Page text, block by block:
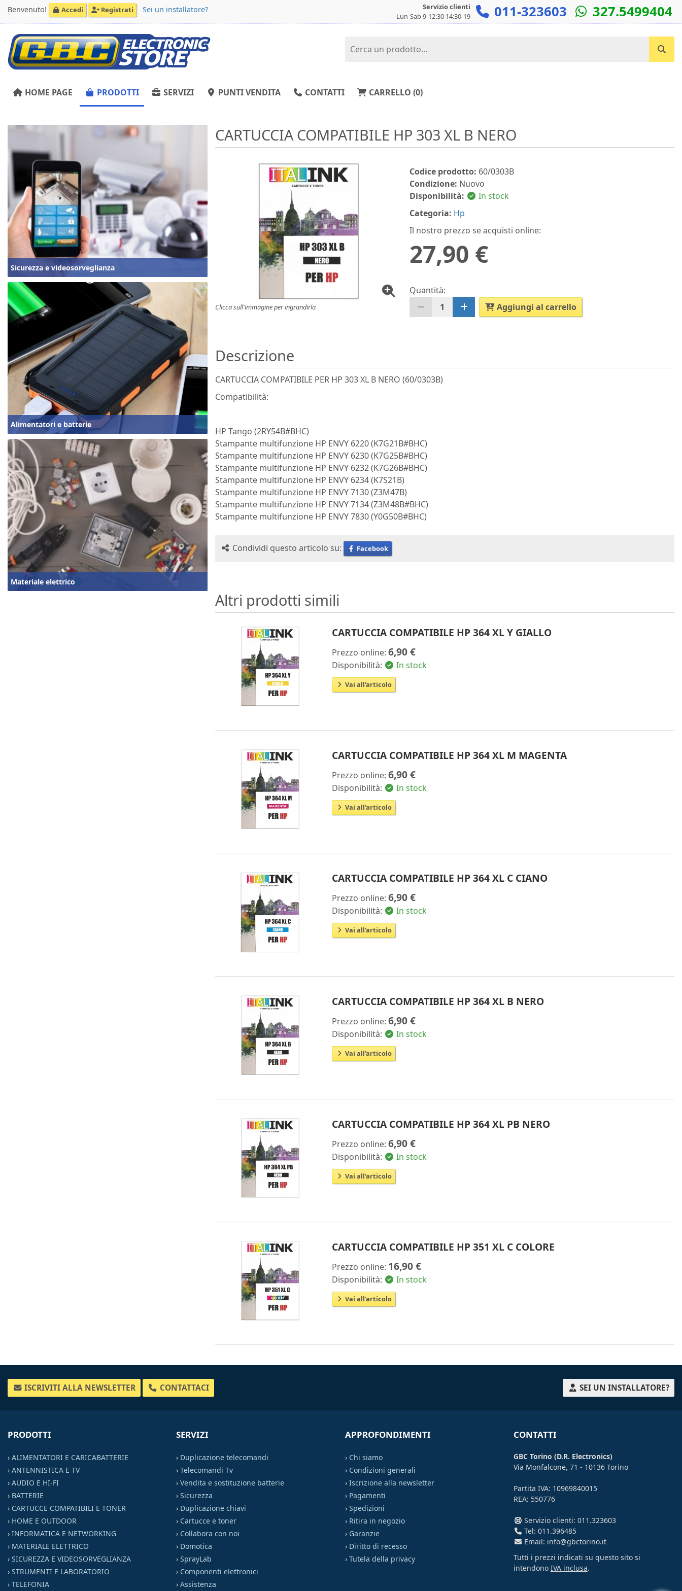
Benvenuto! Accedi Registrati Sei un installatore?
Servizio clienti
Lun-Sab 9-12:30 14:30-19
011-323603 327.5499404
Cerca un prodotto...
HOME PAGE PRODOTTI SERVIZI PUNTI VENDITA CONTATTI CARRELLO (0)
Sicurezza e videosorveglianza
Alimentatori e batterie
Materiale elettrico
CARTUCCIA COMPATIBILE HP 303 XL B NERO
Clicca sull'immagine per ingrandirla
Codice prodotto: 60/0303B
Condizione: Nuovo
Disponibilità:
In stock
Categoria: Hp
Il nostro prezzo se acquisti online:
27,90 €
Quantità:
1
Aggiungi al carrello
Descrizione
CARTUCCIA COMPATIBILE PER HP 303 XL B NERO (60/0303B)
Compatibilità:
HP Tango (2RY54B#BHC)
Stampante multifunzione HP ENVY 6220 (K7G21B#BHC)
Stampante multifunzione HP ENVY 6230 (K7G25B#BHC)
Stampante multifunzione HP ENVY 6232 (K7G26B#BHC)
Stampante multifunzione HP ENVY 6234 (K7S21B)
Stampante multifunzione HP ENVY 7130 (Z3M47B)
Stampante multifunzione HP ENVY 7134 (Z3M48B#BHC)
Stampante multifunzione HP ENVY 7830 (Y0G50B#BHC)
Condividi questo articolo su: Facebook
Altri prodotti simili
CARTUCCIA COMPATIBILE HP 364 XL Y GIALLO
Prezzo online:6,90 €
Disponibilità: In stock
Vai all'articolo
CARTUCCIA COMPATIBILE HP 364 XL M MAGENTA
Prezzo online:6,90 €
Disponibilità: In stock
Vai all'articolo
CARTUCCIA COMPATIBILE HP 364 XL C CIANO
Prezzo online:6,90 €
Disponibilità: In stock
Vai all'articolo
CARTUCCIA COMPATIBILE HP 364 XL B NERO
Prezzo online:6,90 €
Disponibilità: In stock
Vai all'articolo
CARTUCCIA COMPATIBILE HP 364 XL PB NERO
Prezzo online:6,90 €
Disponibilità: In stock
Vai all'articolo
CARTUCCIA COMPATIBILE HP 351 XL C COLORE
Prezzo online: 16,90 €
Disponibilità: In stock
Vai all'articolo
ISCRIVITI ALLA NEWSLETTER CONTATTACI SEI UN INSTALLATORE?
PRODOTTI
› ALIMENTATORI E CARICABATTERIE
› ANTENNISTICA E TV
› AUDIO E HI-FI
› BATTERIE
› CARTUCCE COMPATIBILI E TONER
› HOME E OUTDOOR
› INFORMATICA E NETWORKING
› MATERIALE ELETTRICO
› SICUREZZA E VIDEOSORVEGLIANZA
› STRUMENTI E LABORATORIO
› TELEFONIA
SERVIZI
› Duplicazione telecomandi
›Telecomandi Tv
›Vendita e sostituzione batterie
›Sicurezza
› Duplicazione chiavi
› Cartucce e toner
› Collabora con noi
› Domotica
›SprayLab
› Componenti elettronici
›Assistenza
APPROFONDIMENTI
› Chi siamo
› Condizioni generali
› Iscrizione alla newsletter
› Pagamenti
› Spedizioni
› Ritira in negozio
› Garanzie
› Diritto di recesso
› Tutela della privacy
CONTATTI
GBC Torino (D.R. Electronics)
Via Monfalcone, 71 - 10136 Torino
Partita IVA: 10969840015
REA: 550776
Servizio clienti: 011.323603
Tel: 011.396485
Email: info@gbctorino.it
Tutti i prezzi indicati su questo sito si
intendono IVA inclusa.